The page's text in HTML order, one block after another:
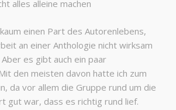
alles alleine machen
einen Part des Autorenlebens,
an einer Anthologie nicht wirksam
es gibt auch ein paar
den meisten davon hatte ich zum
da vor allem die Gruppe rund um die
gut war, dass es richtig rund lief.